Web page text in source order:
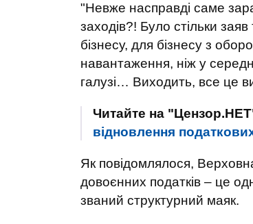
"Невже насправді саме
заходів?! Було стільки
бізнесу, для бізнесу з
навантаження, ніж у
галузі… Виходить, все це
Читайте на
відновлення
Як повідомлялося,
довоєнних податків – це
званий структурний маяк.